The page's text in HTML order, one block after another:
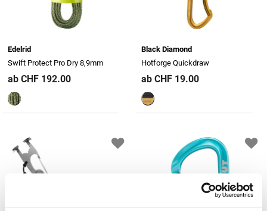
Edelrid
Swift Protect Pro Dry 8,9mm
ab CHF 192.00
Black Diamond
Hotforge Quickdraw
ab CHF 19.00